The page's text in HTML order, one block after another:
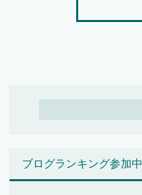
ブログランキング参加中